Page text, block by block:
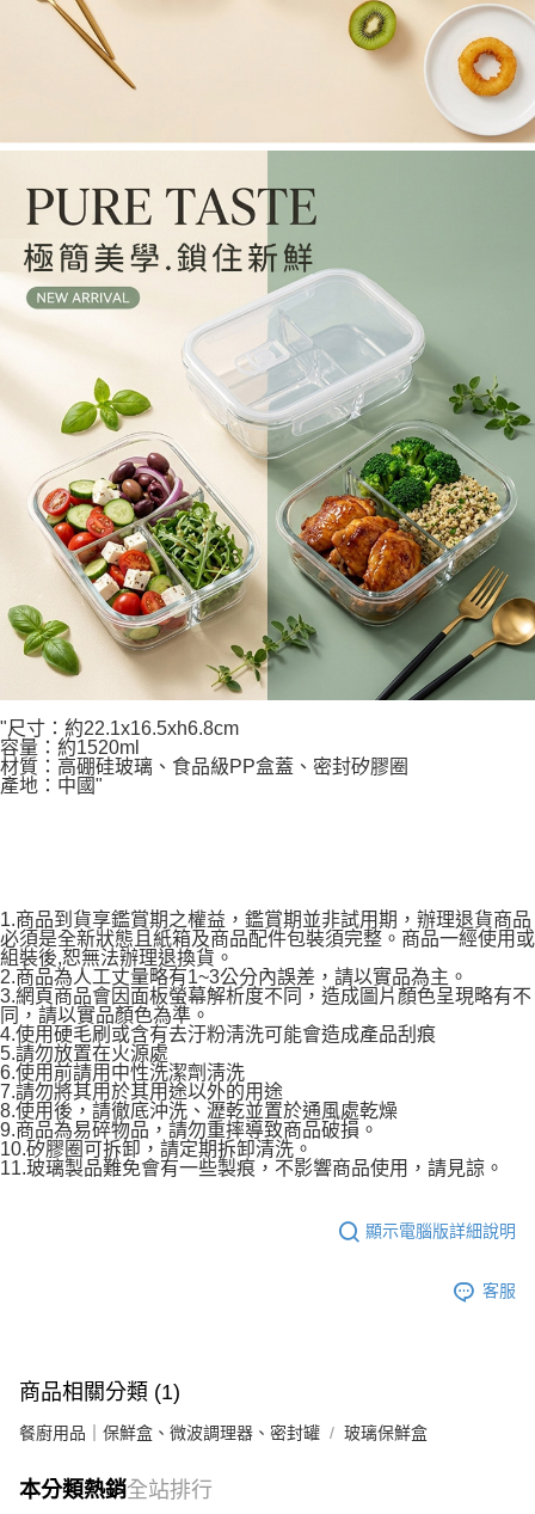
"尺寸：約22.1x16.5xh6.8cm
容量：約1520ml
材質：高硼硅玻璃、食品級PP盒蓋、密封矽膠圈
產地：中國"
1.商品到貨享鑑賞期之權益，鑑賞期並非試用期，辦理退貨商品
必須是全新狀態且紙箱及商品配件包裝須完整。商品一經使用或
組裝後,恕無法辦理退換貨。
2.商品為人工丈量略有1~3公分內誤差，請以實品為主。
3.網頁商品會因面板螢幕解析度不同，造成圖片顏色呈現略有不
同，請以實品顏色為準。
4.使用硬毛刷或含有去汙粉淸洗可能會造成產品刮痕
5.請勿放置在火源處
6.使用前請用中性洗潔劑淸洗
7.請勿將其用於其用途以外的用途
8.使用後，請徹底沖洗、瀝乾並置於通風處乾燥
9.商品為易碎物品，請勿重摔導致商品破損。
10.矽膠圈可拆卸，請定期拆卸清洗。
11.玻璃製品難免會有一些製痕，不影響商品使用，請見諒。
顯示電腦版詳細說明
客服
商品相關分類 (1)
餐廚用品｜保鮮盒、微波調理器、密封罐 玻璃保鮮盒
本分類熱銷全站排行